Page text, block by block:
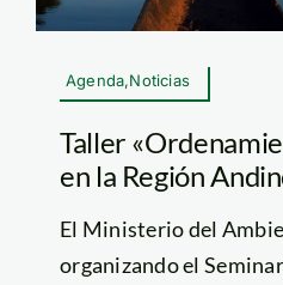
Agenda,Noticias
Taller
en la Región
El Ministerio del
organizando el